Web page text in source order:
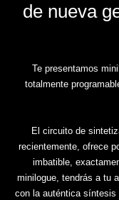
de nueva
Te presentamos
totalmente
El circuito de
recientemente, ofrece
imbatible,
minilogue, tendrás a tu
con la auténtica